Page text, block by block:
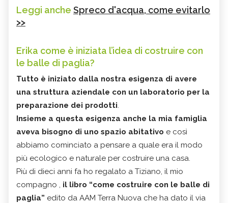
Leggi anche Spreco d'acqua, come evitarlo
>>
Erika come è iniziata l’idea di costruire con
le balle di paglia?
Tutto è iniziato dalla nostra esigenza di avere
una struttura aziendale con un laboratorio per la
preparazione dei prodotti.
Insieme a questa esigenza anche la mia famiglia
aveva bisogno di uno spazio abitativo e così
abbiamo cominciato a pensare a quale era il modo
più ecologico e naturale per costruire una casa.
Più di dieci anni fa ho regalato a Tiziano, il mio
compagno , il libro “come costruire con le balle di
paglia” edito da AAM Terra Nuova che ha dato il via